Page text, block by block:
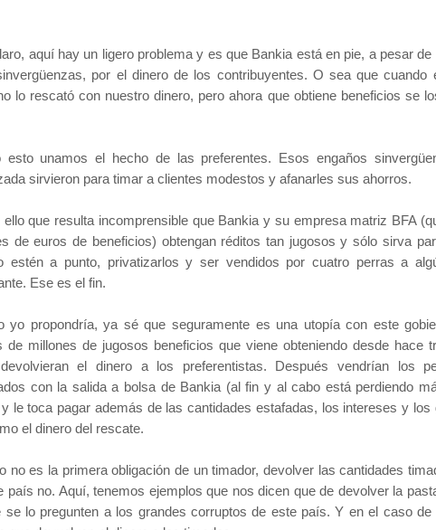
aquí hay un ligero problema y es que Bankia está en pie, a pesar
por el dinero de los contribuyentes. O sea que cuando
lo rescató con nuestro dinero, pero ahora que obtiene beneficios se
esto unamos el hecho de las preferentes. Esos engaños
sirvieron para timar a clientes modestos y afanarles sus ahorros.
ello que resulta incomprensible que Bankia y su empresa matriz BFA
de euros de beneficios) obtengan réditos tan jugosos y sólo sirva
estén a punto, privatizarlos y ser vendidos por cuatro perras a
Ese es el fin.
yo propondría, ya sé que seguramente es una utopía con este
de millones de jugosos beneficios que viene obteniendo desde hace
el dinero a los preferentistas. Después vendrían los
con la salida a bolsa de Bankia (al fin y al cabo está perdiendo
le toca pagar además de las cantidades estafadas, los intereses y los
el dinero del rescate.
no es la primera obligación de un timador, devolver las cantidades
país no. Aquí, tenemos ejemplos que nos dicen que de devolver la
se lo pregunten a los grandes corruptos de este país. Y en el caso de